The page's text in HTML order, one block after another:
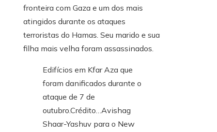
fronteira com Gaza e um dos mais
atingidos durante os ataques
terroristas do Hamas. Seu marido e sua
filha mais velha foram assassinados.
Edifícios em Kfar Aza que
foram danificados durante o
ataque de 7 de
outubro.Crédito…Avishag
Shaar-Yashuv para o New